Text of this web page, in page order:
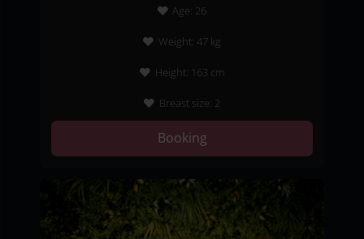
Age: 26
Weight: 47kg
Height: 163 cm
Breast size: 2
Booking